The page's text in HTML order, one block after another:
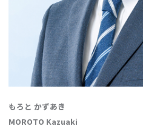
もろと かずあき
MOROTO Kazuaki